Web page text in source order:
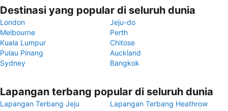
Destinasi yang popular di seluruh dunia
London
Jeju-do
Melbourne
Perth
Kuala Lumpur
Chitose
Pulau Pinang
Auckland
Sydney
Bangkok
Lapangan terbang popular di seluruh dunia
Lapangan Terbang Jeju
Lapangan Terbang Heathrow